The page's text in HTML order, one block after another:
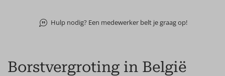
Hulp nodig? Een medewerker belt je graag op!
Borstvergroting in België